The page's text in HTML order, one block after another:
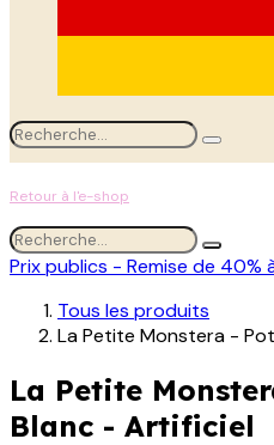
Retour à l'e-shop
Prix publics - Remise de 40%
Tous les produits
La Petite Monstera -
La Petite
Blanc - Artificiel